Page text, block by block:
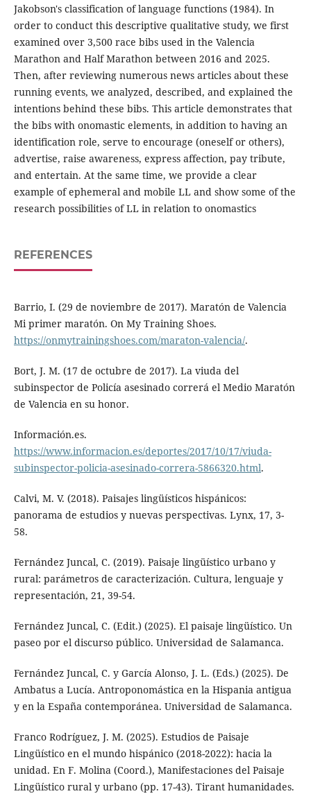
Jakobson's classification of language functions (1984). In
order to conduct this descriptive qualitative study, we first
examined over 3,500 race bibs used in the Valencia
Marathon and Half Marathon between 2016 and 2025.
Then, after reviewing numerous news articles about these
running events, we analyzed, described, and explained the
intentions behind these bibs. This article demonstrates that
the bibs with onomastic elements, in addition to having an
identification role, serve to encourage (oneself or others),
advertise, raise awareness, express affection, pay tribute,
and entertain. At the same time, we provide a clear
example of ephemeral and mobile LL and show some of the
research possibilities of LL in relation to onomastics
REFERENCES
Barrio, I. (29 de noviembre de 2017). Maratón de Valencia
Mi primer maratón. On My Training Shoes.
https://onmytrainingshoes.com/maraton-valencia/.
Bort, J. M. (17 de octubre de 2017). La viuda del
subinspector de Policía asesinado correrá el Medio Maratón
de Valencia en su honor.
Información.es.
https://www.informacion.es/deportes/2017/10/17/viuda-
subinspector-policia-asesinado-correra-5866320.html.
Calvi, M. V. (2018). Paisajes lingüísticos hispánicos:
panorama de estudios y nuevas perspectivas. Lynx, 17, 3-
58.
Fernández Juncal, C. (2019). Paisaje lingüístico urbano y
rural: parámetros de caracterización. Cultura, lenguaje y
representación, 21, 39-54.
Fernández Juncal, C. (Edit.) (2025). El paisaje lingüístico. Un
paseo por el discurso público. Universidad de Salamanca.
Fernández Juncal, C. y García Alonso, J. L. (Eds.) (2025). De
Ambatus a Lucía. Antroponomástica en la Hispania antigua
y en la España contemporánea. Universidad de Salamanca.
Franco Rodríguez, J. M. (2025). Estudios de Paisaje
Lingüístico en el mundo hispánico (2018-2022): hacia la
unidad. En F. Molina (Coord.), Manifestaciones del Paisaje
Lingüístico rural y urbano (pp. 17-43). Tirant humanidades.